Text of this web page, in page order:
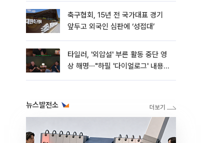
축구협회, 15년 전 국가대표 경기
앞두고 외국인 심판에 ‘성접대’
타일러, '외압설' 부른 활동 중단 영
상 해명⋯"하필 '다이얼로그' 내용이
뉴스발전소